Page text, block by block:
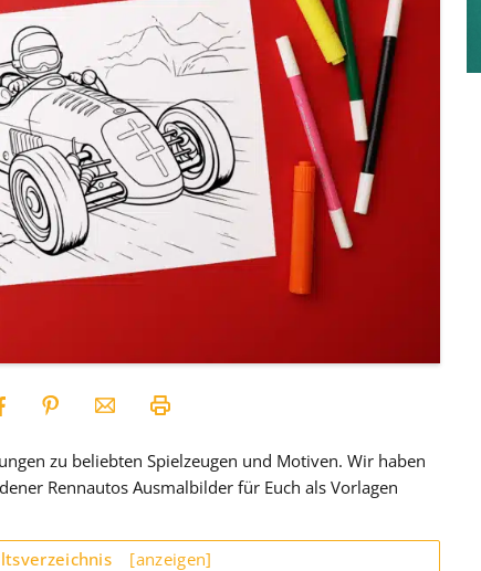
zu beliebten Spielzeugen und Motiven. Wir haben
Rennautos Ausmalbilder für Euch als Vorlagen
[anzeigen]